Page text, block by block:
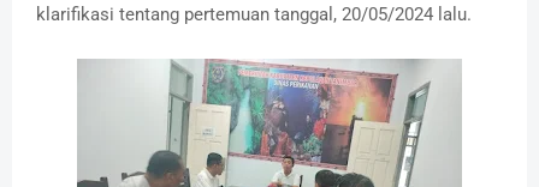
klarifikasi tentang pertemuan tanggal, 20/05/2024 lalu.